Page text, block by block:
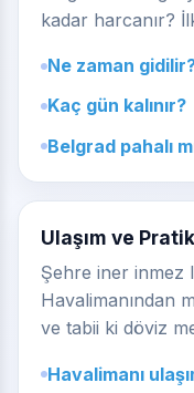
kadar harcanır?
Ne zaman
Kaç gün kalınır?
Belgrad pahalı
Ulaşım ve
Şehre iner inmez
Havalimanından
ve tabii ki döviz
Havalimanı